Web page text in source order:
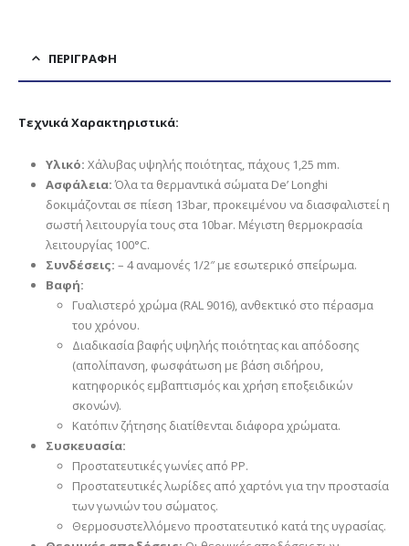
ΠΕΡΙΓΡΑΦΉ
Τεχνικά Χαρακτηριστικά:
Υλικό: Χάλυβας υψηλής ποιότητας, πάχους 1,25 mm.
Ασφάλεια:Όλα τα θερμαντικά σώματα De’ Longhi
δοκιμάζονται σε πίεση 13bar, προκειμένου να διασφαλιστεί η
σωστή λειτουργία τους στα 10bar. Μέγιστη θερμοκρασία
λειτουργίας 100°C.
Συνδέσεις: – 4 αναμονές 1/2″ με εσωτερικό σπείρωμα.
Βαφή:
Γυαλιστερό χρώμα (RAL 9016), ανθεκτικό στο πέρασμα
του χρόνου.
Διαδικασία βαφής υψηλής ποιότητας και απόδοσης
(απολίπανση, φωσφάτωση με βάση σιδήρου,
κατηφορικός εμβαπτισμός και χρήση εποξειδικών
σκονών).
Κατόπιν ζήτησης διατίθενται διάφορα χρώματα.
Συσκευασία:
Προστατευτικές γωνίες από PP.
Προστατευτικές λωρίδες από χαρτόνι για την προστασία
των γωνιών του σώματος.
Θερμοσυστελλόμενο προστατευτικό κατά της υγρασίας.